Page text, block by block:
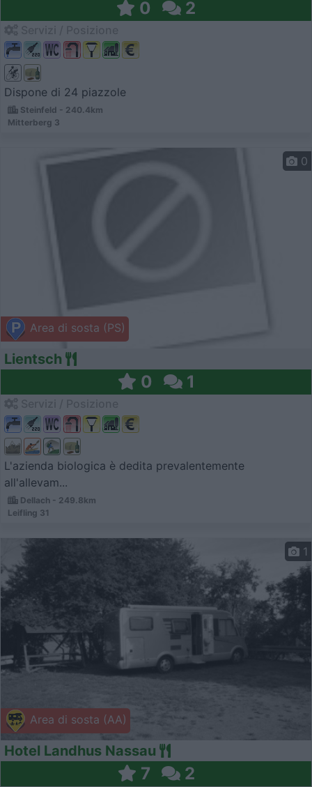
0 2
Dispone di 24 piazzole
Steinfeld - 240.4km
Mitterberg 3
Area di sosta (PS)
0
Lientsch
0 1
L'azienda biologica è dedita prevalentemente
all'allevam...
Dellach - 249.8km
Leifling 31
Area di sosta (AA)
1
Hotel Landhus Nassau
7 2